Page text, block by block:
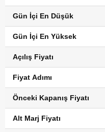
Gün İçi En Düşük
Gün İçi En Yüksek
Açılış Fiyatı
Fiyat Adımı
Önceki Kapanış Fiyatı
Alt Marj Fiyatı